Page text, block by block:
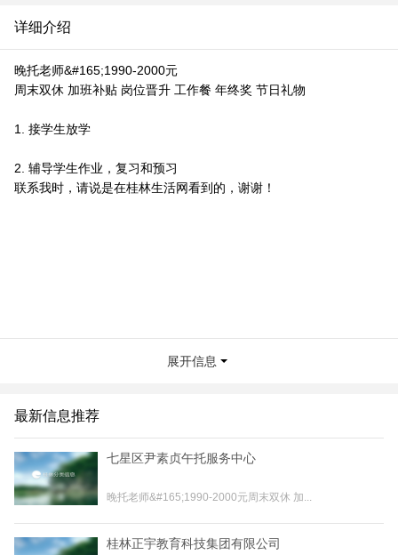
详细介绍
晚托老师&#165;1990-2000元
周末双休 加班补贴 岗位晋升 工作餐 年终奖 节日礼物
1. 接学生放学
2. 辅导学生作业，复习和预习
联系我时，请说是在桂林生活网看到的，谢谢！
展开信息
最新信息推荐
七星区尹素贞午托服务中心
晚托老师&#165;1990-2000元周末双休 加...
桂林正宇教育科技集团有限公司